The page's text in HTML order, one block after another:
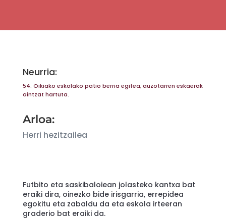
Neurria:
54. Oikiako eskolako patio berria egitea, auzotarren eskaerak
aintzat hartuta.
Arloa:
Herri hezitzailea
Futbito eta saskibaloiean jolasteko kantxa bat
eraiki dira, oinezko bide irisgarria, errepidea
egokitu eta zabaldu da eta eskola irteeran
graderio bat eraiki da.